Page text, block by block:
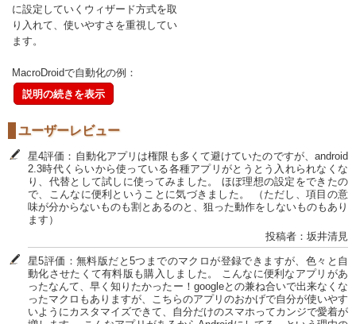
に設定していくウィザード方式を取
り入れて、使いやすさを重視してい
ます。
MacroDroidで自動化の例：
説明の続きを表示
ユーザーレビュー
星4評価：自動化アプリは権限も多くて避けていたのですが、android
2.3時代くらいから使っている各種アプリがとうとう入れられなくな
り、代替として試しに使ってみました。 ほぼ理想の設定をできたの
で、こんなに便利ということに気づきました。 （ただし、項目の意
味が分からないものも割とあるのと、狙った動作をしないものもあり
ます）
投稿者：坂井清見
星5評価：無料版だと5つまでのマクロが登録できますが、色々と自
動化させたくて有料版も購入しました。 こんなに便利なアプリがあ
ったなんて、早く知りたかったー！googleとの兼ね合いで出来なくな
ったマクロもありますが、こちらのアプリのおかげで自分が使いやす
いようにカスタマイズできて、自分だけのスマホってカンジで愛着が